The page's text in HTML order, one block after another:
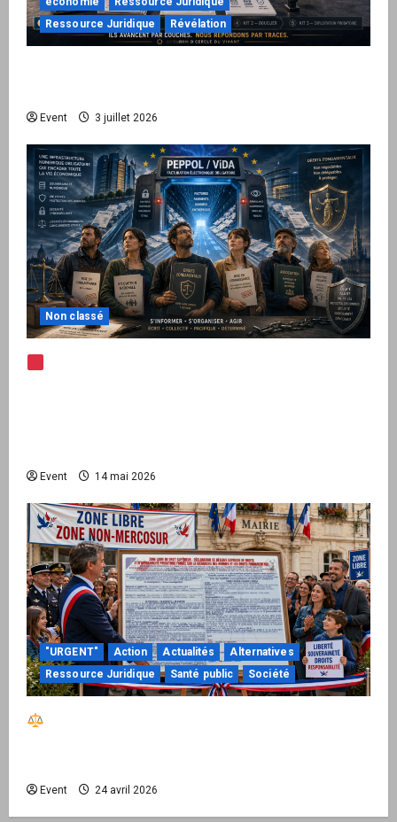
Ressource Juridique
Révélation
Event 3 juillet 2026
Non classé
Event 14 mai 2026
"URGENT" Action Actualités
Alternatives
Ressource Juridique
Santé public Société
Event 24 avril 2026